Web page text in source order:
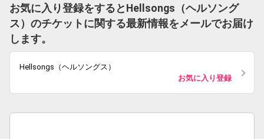
お気に入り登録をするとHellsongs（ヘルソング
ス）のチケットに関する最新情報をメールでお届け
します。
Hellsongs（ヘルソングス）
お気に入り登録